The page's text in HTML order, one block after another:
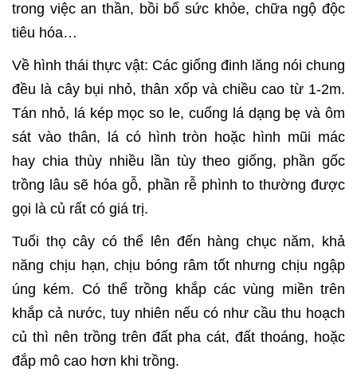
trong việc an thần, bồi bổ sức khỏe, chữa ngộ độc
tiêu hóa…
Về hình thái thực vật: Các giống đinh lăng nói chung
đều là cây bụi nhỏ, thân xốp và chiều cao từ 1-2m.
Tán nhỏ, lá kép mọc so le, cuống lá dạng bẹ và ôm
sát vào thân, lá có hình tròn hoặc hình mũi mác
hay chia thùy nhiều lần tùy theo giống, phần gốc
trồng lâu sẽ hóa gỗ, phần rễ phình to thường được
gọi là củ rất có giá trị.
Tuổi thọ cây có thể lên đến hàng chục năm, khả
năng chịu hạn, chịu bóng râm tốt nhưng chịu ngập
úng kém. Có thể trồng khắp các vùng miền trên
khắp cả nước, tuy nhiên nếu có như cầu thu hoạch
củ thì nên trồng trên đất pha cát, đất thoáng, hoặc
đắp mô cao hơn khi trồng.